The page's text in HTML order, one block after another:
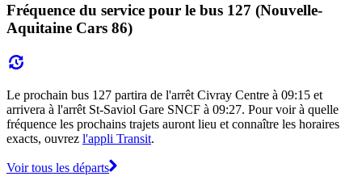
Fréquence du service pour le bus 127 (Nouvelle-
Aquitaine Cars 86)
Le prochain bus 127 partira de l'arrêt Civray Centre à 09:15 et
arrivera à l'arrêt St-Saviol Gare SNCF à 09:27. Pour voir à quelle
fréquence les prochains trajets auront lieu et connaître les horaires
exacts, ouvrez l'appli Transit.
Voir tous les départs